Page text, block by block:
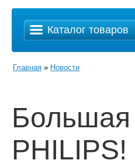
Каталог товаров
Главная » Новости
Большая
PHILIPS!